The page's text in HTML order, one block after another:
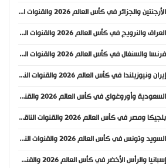
موعد مباراة الأرجنتين والجزائر في كأس العالم 2026 والقنوات الناقلة
موعد مباراة العراق والنرويج في كأس العالم 2026 والقنوات الناقلة
موعد مباراة فرنسا والسنغال في كأس العالم 2026 والقنوات الناقلة
موعد مباراة إيران ونيوزيلندا في كأس العالم 2026 والقنوات الناقلة
موعد مباراة السعودية وأوروغواي في كأس العالم 2026 والقنوات الناقلة
موعد مباراة بلجيكا ومصر في كأس العالم 2026 والقنوات الناقلة
موعد مباراة السويد وتونس في كأس العالم 2026 والقنوات الناقلة
موعد مباراة إسبانيا والرأس الأخضر في كأس العالم 2026 والقنوات الناقلة